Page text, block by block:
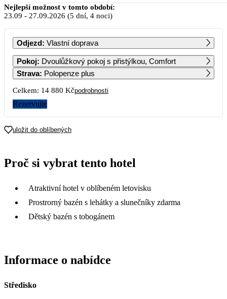
Září 2026
PO ÚT ST ČT PÁ SO NE
1 2 3 4 5 6
7 8 9 10 11 12 13
14
16 420 15 670 12 400 12 400
21 22
28
7 440
29 30
Nejlepší možnost v tomto období:
23.09 - 27.09.2026 (5 dní, 4 noci)
Odjezd: Vlastní doprava
Pokoj: Dvoulůžkový pokoj s přistýlkou, Comfort
Strava: Polopenze plus
Celkem: 14 880 Kčpodrobnosti
Rezervujte
uložit do oblíbených
Proč si vybrat tento hotel
Atraktivní hotel v oblíbeném letovisku
Prostrorný bazén s lehátky a slunečníky zdarma
Dětský bazén s tobogánem
Informace o nabídce
Středisko